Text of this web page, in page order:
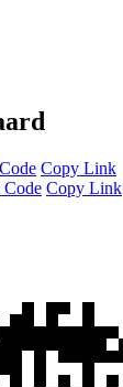
Copy Link
Copy Link